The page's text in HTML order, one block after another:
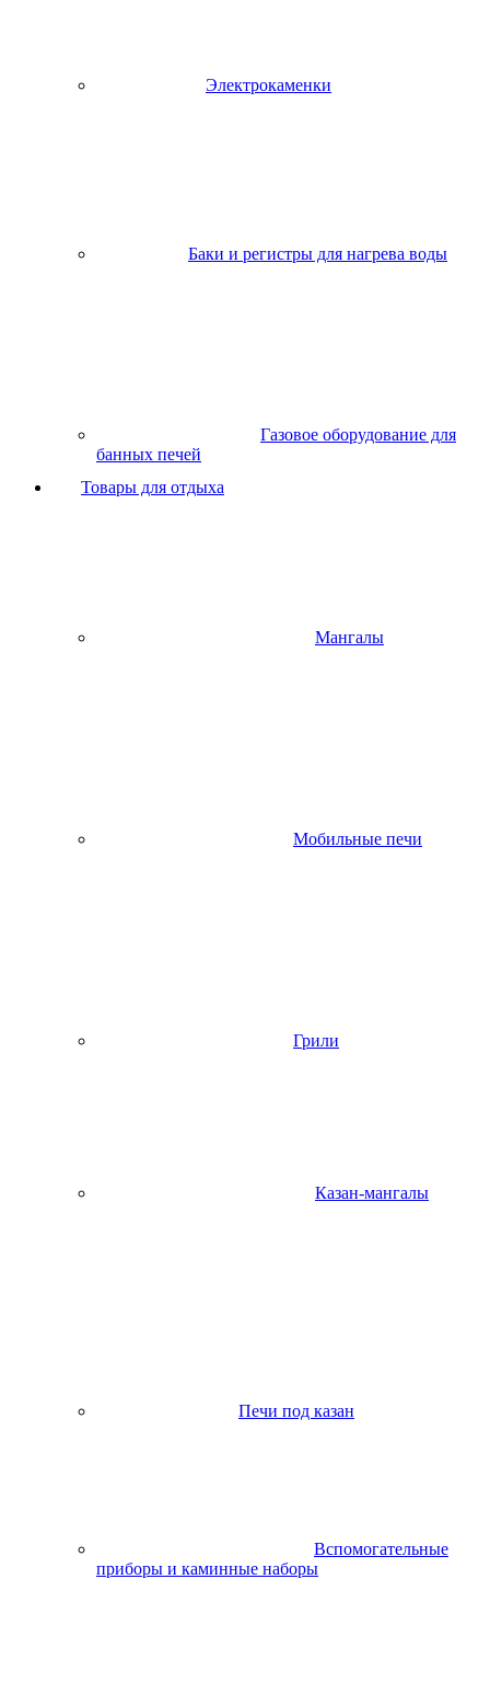
Электрокаменки
Баки и регистры для нагрева воды
Газовое оборудование для
банных печей
Товары для отдыха
Мангалы
Мобильные печи
Грили
Казан-мангалы
Печи под казан
Вспомогательные
приборы и каминные наборы